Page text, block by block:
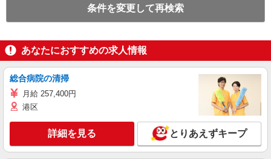
条件を変更して再検索
あなたにおすすめの求人情報
総合病院の清掃
月給 257,400円
港区
詳細を見る とりあえずキープ